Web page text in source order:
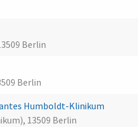
Berlin
Berlin
Humboldt-Klinikum
13509 Berlin